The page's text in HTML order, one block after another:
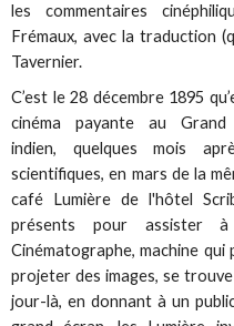
les commentaires
Frémaux, avec la traduction
Tavernier.
C’est le 28 décembre 1895
cinéma payante au
indien, quelques mois
scientifiques, en mars de la
café Lumière de l'hôtel
présents pour assister
Cinématographe, machine
projeter des images, se
jour-là, en donnant à un